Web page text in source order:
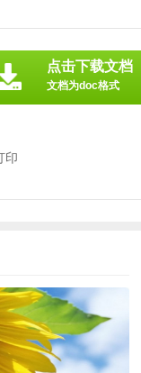
印
点击下载文档
文档为doc格式